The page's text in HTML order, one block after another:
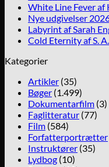
White Line Fever af
Nye udgivelser
Labyrint af Sarah
Cold Eternity af S.
Kategorier
Artikler (35)
Bøger (1.499)
Dokumentarfilm (3)
Faglitteratur (77)
Film (584)
Forfatterportrætter
Instruktører (35)
Lydbog (10)